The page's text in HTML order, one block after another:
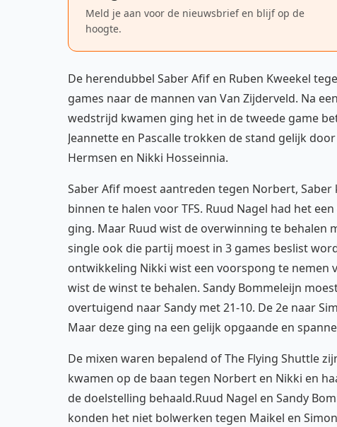
Meld je aan voor de nieuwsbrief en blijf op de
hoogte.
De herendubbel Saber Afif en Ruben Kweekel
games naar de mannen van Van Zijderveld. Na
wedstrijd kwamen ging het in de tweede game
Jeannette en Pascalle trokken de stand gelijk
Hermsen en Nikki Hosseinnia.
Saber Afif moest aantreden tegen Norbert,
binnen te halen voor TFS. Ruud Nagel had het
ging. Maar Ruud wist de overwinning te behalen
single ook die partij moest in 3 games beslist
ontwikkeling Nikki wist een voorspong te nemen
wist de winst te behalen. Sandy Bommeleijn
overtuigend naar Sandy met 21-10. De 2e naar
Maar deze ging na een gelijk opgaande en
De mixen waren bepalend of The Flying Shuttle
kwamen op de baan tegen Norbert en Nikki en
de doelstelling behaald.Ruud Nagel en Sandy
konden het niet bolwerken tegen Maikel en